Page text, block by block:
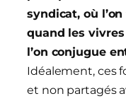
syndicat, où
quand les
l’on conjugue
Idéalement, ces
et non partagés